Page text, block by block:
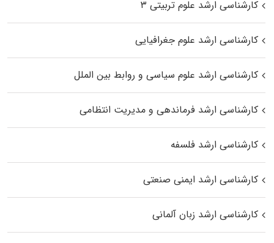
کارشناسی ارشد علوم تربیتی ۳
کارشناسی ارشد علوم جغرافیایی
کارشناسی ارشد علوم سیاسی و روابط بین الملل
کارشناسی ارشد فرماندهی و مدیریت انتظامی
کارشناسی ارشد فلسفه
کارشناسی ارشد ایمنی صنعتی
کارشناسی ارشد زبان آلمانی